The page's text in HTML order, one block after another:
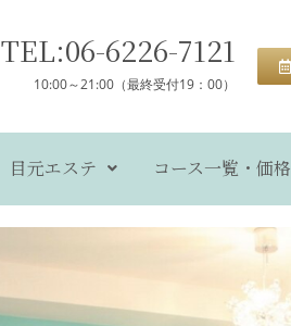
TEL:06-6226-7121
10:00～21:00（最終受付19：00）
目元エステ コース一覧・価格